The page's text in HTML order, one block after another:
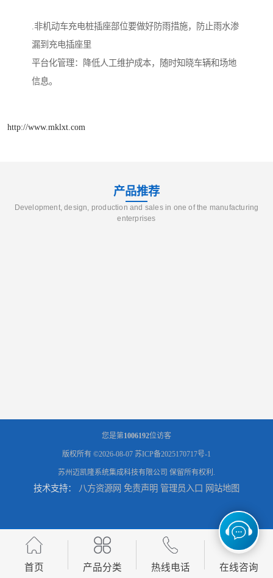
.非机动车充电桩插座部位要做好防雨措施，防止雨水渗
漏到充电插座里
平台化管理：降低人工维护成本，随时知晓车辆和场地
信息。
http://www.mklxt.com
产品推荐
Development, design, production and sales in one of the manufacturing
enterprises
您是第1006192位访客
版权所有 ©2026-08-07 苏ICP备2025170717号-1
苏州迈凯隆系统集成科技有限公司 保留所有权利.
技术支持： 八方资源网 免责声明 管理员入口 网站地图
首页 产品分类 热线电话 在线咨询